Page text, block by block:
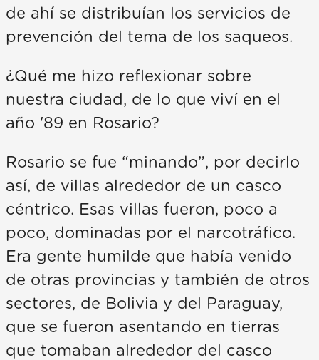
de ahí se distribuían los servicios de
prevención del tema de los saqueos.
¿Qué me hizo reflexionar sobre
nuestra ciudad, de lo que viví en el
año '89 en Rosario?
Rosario se fue “minando”, por decirlo
así, de villas alrededor de un casco
céntrico. Esas villas fueron, poco a
poco, dominadas por el narcotráfico.
Era gente humilde que había venido
de otras provincias y también de otros
sectores, de Bolivia y del Paraguay,
que se fueron asentando en tierras
que tomaban alrededor del casco